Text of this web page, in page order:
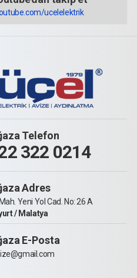
ucelelektrik
Telefon
322 0214
Adres
Yeni Yol Cad. No: 26 A
/ Malatya
E-Posta